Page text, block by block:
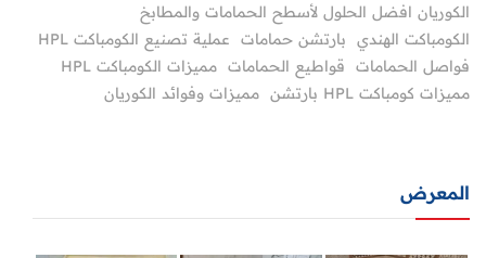
الكوريان افضل الحلول لأسطح الحمامات والمطابخ
الكومباكت الهندي
بارتشن حمامات
عملية تصنيع الكومباكت HPL
فواصل الحمامات
قواطيع الحمامات مميزات الكومباكت HPL
مميزات كومباكت HPL بارتشن
مميزات وفوائد الكوريان
المعرض